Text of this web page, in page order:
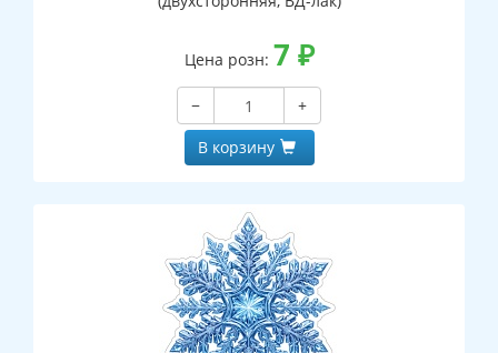
Цена розн: 7 ₽
−
+
В корзину